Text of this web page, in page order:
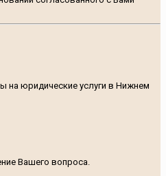
на юридические услуги в Нижнем
Вашего вопроса.